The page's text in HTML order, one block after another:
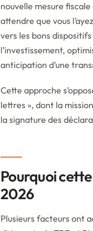
nouvelle mesure
attendre que vous
vers les bons
l’investissement,
anticipation d’une
Cette approche
lettres », dont la
la signature des
Pourquoi
2026
Plusieurs facteurs ont